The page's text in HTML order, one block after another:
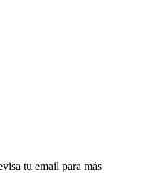
tu email para más